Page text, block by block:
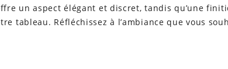
un aspect élégant et discret, tandis qu’une
tableau. Réfléchissez à l’ambiance que vous